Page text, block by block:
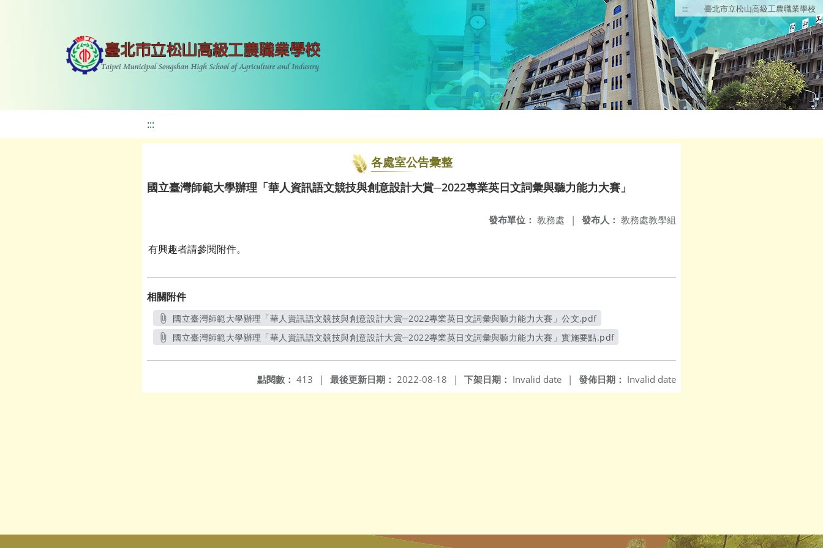
::: 臺北市立松山高級工農職業學校
:::
各處室公告彙整
國立臺灣師範大學辦理「華人資訊語文競技與創意設計大賞─2022專業英日文詞彙與聽力能力大賽」
發布人： 教務處教學組
發布單位： 教務處 |
有興趣者請參閱附件。
相關附件
國立臺灣師範大學辦理「華人資訊語文競技與創意設計大賞─2022專業英日文詞彙與聽力能力大賽」公文.pdf
另開新視窗
國立臺灣師範大學辦理「華人資訊語文競技與創意設計大賞─2022專業英日文詞彙與聽力能力大賽」實施要點.pdf
發佈日期： Invalid date
下架日期： Invalid date |
最後更新日期： 2022-08-18 |
點閱數： 413 |